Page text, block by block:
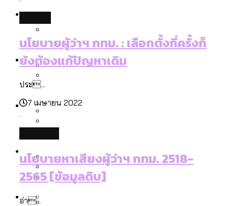
สำรวจร่างงบปี 70 ของ กทม. สำนักการ
จราจรฯ เพิ่ม 150% มีเพียง 5 เขตที่งบเพิ่ม
โดยเขตจตุจักรสูงสุด
ใหม่จะมีงบฯ ประมาณเท่าไร
สมุดจดการบ้าน ส.ก. 2569 : แต่ละเขตมี
ปัญหาอะไรที่ ส.ก. ต้องทำการบ้าน
Environment
สำรวจเหตุไฟไหม้ในกรุงเทพฯ ส่วนใหญ่มา
จากไฟฟ้าลัดวงจร เขตจตุจักรเกิดไฟฟ้า
ขึ้นและเข้าถึงได้มากน้อยแค่ไหน
Culture
โลกใบเดียว สิทธิไม่เท่ากัน: กฎหมายการ
ประเทศไหนทำได้บ้าง?
สำรวจ Hate Speech ที่ถูกผลิตซ้ำผ่าน
Economy
งบคาบเกี่ยวในยุคชัชชาติ มีอะไร ใช้งบแค่
ไหน
Future
Database
นโยบายผู้ว่าฯ กทม. : เลือกตั้งกี่ครั้งก็
ยังต้องแก้ปัญหาเดิม
ประ...
7 เมษายน 2022
นโยบายหาเสียงผู้ว่าฯ กทม. 2518-
2565 [ข้อมูลดิบ]
อ่า...